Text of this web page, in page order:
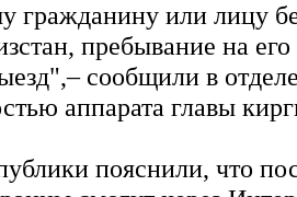
гражданину или лицу
пребывание на
сообщили в
аппарата главы
пояснили, что